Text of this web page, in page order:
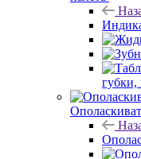
губки,